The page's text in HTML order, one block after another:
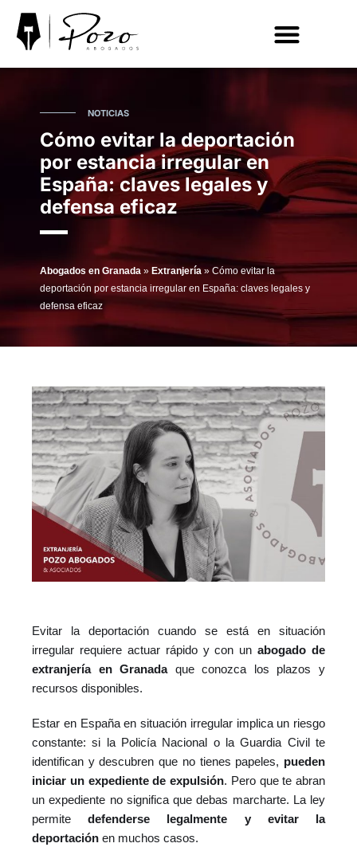
NOTICIAS
Cómo evitar la deportación
por estancia irregular en
España: claves legales y
defensa eficaz
Abogados en Granada » Extranjería » Cómo evitar la
deportación por estancia irregular en España: claves legales y
defensa eficaz
Evitar la deportación cuando se está en situación
irregular requiere actuar rápido y con unabogado de
extranjería en Granadaque conozca los plazos y
recursos disponibles.
Estar en España en situación irregular implica un riesgo
constante: si la Policía Nacional o la Guardia Civil te
identifican y descubren que no tienes papeles, pueden
iniciar un expediente de expulsión. Pero que te abran
un expediente no significa que debas marcharte. La ley
permitedefenderse legalmente y evitar la
deportación en muchos casos.